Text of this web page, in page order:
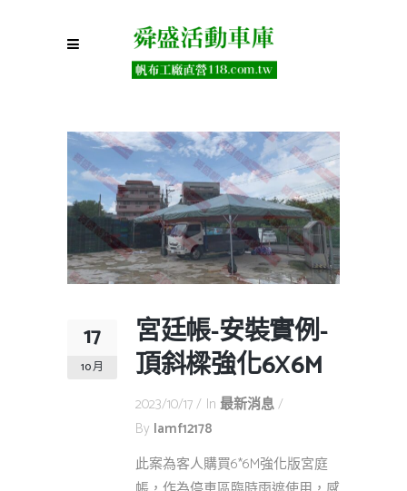
17
10 月
宮廷帳-安裝實例-
頂斜樑強化6X6M
2023/10/17 In 最新消息
By Iamf12178
此案為客人購買6*6M強化版宮庭